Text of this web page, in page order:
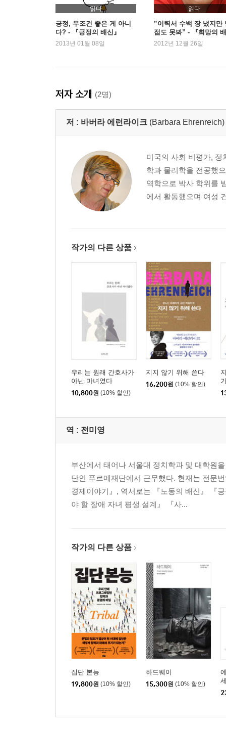
구조 조정의 상처 가리기
5장 하느님은 당신이 부자가 되길 원하신다
조엘 오스틴의 긍정신학
6장 긍정심리학: 행복의 과학
마틴 셀리그먼을 만나다
행복과 건강
자기계발로의 변신
7장 긍정적 사고는 어떻게 경제를 무너뜨렸나
무시된 경고들
긍정은 위기를 먹고 다시 자란다
읽다
긍정, 무조건 좋은 게 아니
다? - 『긍정의 배신』
2013년 01월 08일
읽다
”이력서 수백 장 냈지만
접도 못봐” - 『희망의 배
신』
2012년 12월 26일
저자 소개 (2명)
저 : 바버라 에런라이크 (Barbara Ehrenreich)
미국의 사회 비평가, 정
학과 물리학을 전공했
역학으로 박사 학위를
에서 활동했으며 여성
작가의 다른 상품
우리는 원래 간호사가
아닌 마녀였다
10,800원 (10% 할인)
지지 않기 위해 쓴다
16,200원 (10% 할인)
역 : 전미영
부산에서 태어나 서울대 정치학과 및 대학원
단인 푸르메재단에서 근무했다. 현재는 전문
경제이야기』, 역서로는 『노동의 배신』 『
야 할 장애 자녀 평생 설계』 『사...
작가의 다른 상품
집단 본능
19,800원 (10% 할인)
하드웨이
15,300원 (10% 할인)